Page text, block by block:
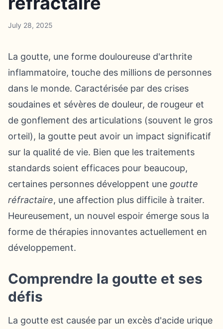
July 28, 2025
La goutte, une forme douloureuse d'arthrite
inflammatoire, touche des millions de personnes
dans le monde. Caractérisée par des crises
soudaines et sévères de douleur, de rougeur et
de gonflement des articulations (souvent le gros
orteil), la goutte peut avoir un impact significatif
sur la qualité de vie. Bien que les traitements
standards soient efficaces pour beaucoup,
certaines personnes développent une goutte
réfractaire, une affection plus difficile à traiter.
Heureusement, un nouvel espoir émerge sous la
forme de thérapies innovantes actuellement en
développement.
Comprendre la goutte et ses
défis
La goutte est causée par un excès d'acide urique